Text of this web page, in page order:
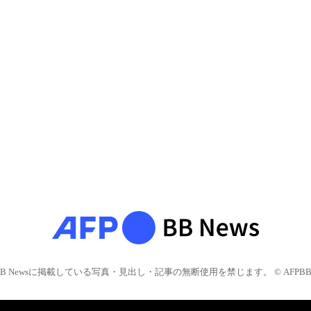
Newsに掲載している写真・見出し・記事の無断使用を禁じます。 © AFPBB